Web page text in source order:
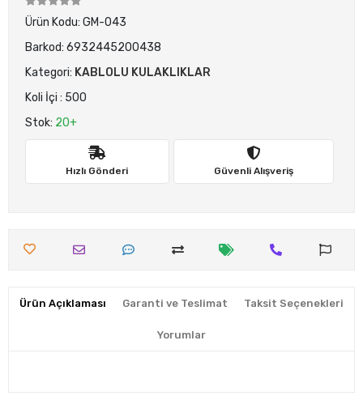
Ürün Kodu: GM-043
Barkod: 6932445200438
Kategori: KABLOLU KULAKLIKLAR
Koli İçi : 500
Stok: 20+
Hızlı Gönderi Güvenli Alışveriş
Ürün Açıklaması Garanti ve Teslimat Taksit Seçenekleri
Yorumlar